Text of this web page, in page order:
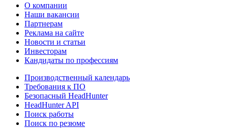
О компании
Наши вакансии
Партнерам
Реклама на сайте
Новости и статьи
Инвесторам
Кандидаты по профессиям
Производственный календарь
Требования к ПО
Безопасный HeadHunter
HeadHunter API
Поиск работы
Поиск по резюме